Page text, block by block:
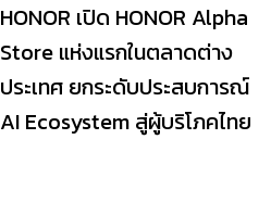
HONOR เปิด HONOR Alpha
Store แห่งแรกในตลาดต่าง
ประเทศ ยกระดับประสบการณ์
AI Ecosystem สู่ผู้บริโภคไทย